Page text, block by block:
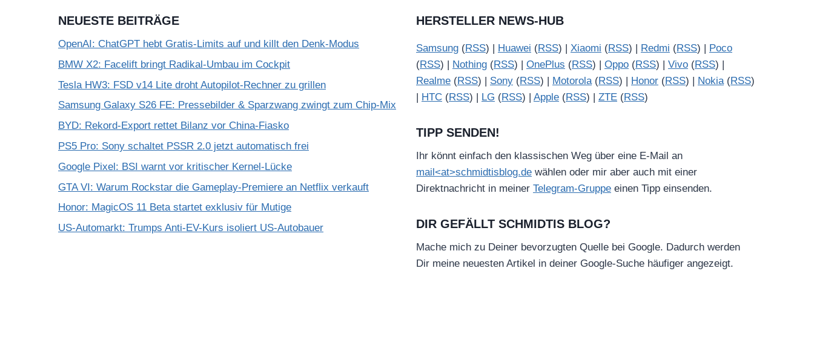
NEUESTE BEITRÄGE
OpenAI: ChatGPT hebt Gratis-Limits auf und killt den Denk-Modus
BMW X2: Facelift bringt Radikal-Umbau im Cockpit
Tesla HW3: FSD v14 Lite droht Autopilot-Rechner zu grillen
Samsung Galaxy S26 FE: Pressebilder & Sparzwang zwingt zum Chip-Mix
BYD: Rekord-Export rettet Bilanz vor China-Fiasko
PS5 Pro: Sony schaltet PSSR 2.0 jetzt automatisch frei
Google Pixel: BSI warnt vor kritischer Kernel-Lücke
GTA VI: Warum Rockstar die Gameplay-Premiere an Netflix verkauft
Honor: MagicOS 11 Beta startet exklusiv für Mutige
US-Automarkt: Trumps Anti-EV-Kurs isoliert US-Autobauer
HERSTELLER NEWS-HUB
Samsung (RSS) | Huawei (RSS) | Xiaomi (RSS) | Redmi (RSS) | Poco
(RSS) | Nothing (RSS) | OnePlus (RSS) | Oppo (RSS) | Vivo (RSS) |
Realme (RSS) | Sony (RSS) | Motorola(RSS) | Honor (RSS) | Nokia(RSS)
| HTC (RSS) | LG (RSS) | Apple (RSS) | ZTE (RSS)
TIPP SENDEN!
Ihr könnt einfach den klassischen Weg über eine E-Mail an
mail<at>schmidtisblog.de wählen oder mir aber auch mit einer
Direktnachricht in meiner Telegram-Gruppe einen Tipp einsenden.
DIR GEFÄLLT SCHMIDTIS BLOG?
Mache mich zu Deiner bevorzugten Quelle bei Google. Dadurch werden
Dir meine neuesten Artikel in deiner Google-Suche häufiger angezeigt.